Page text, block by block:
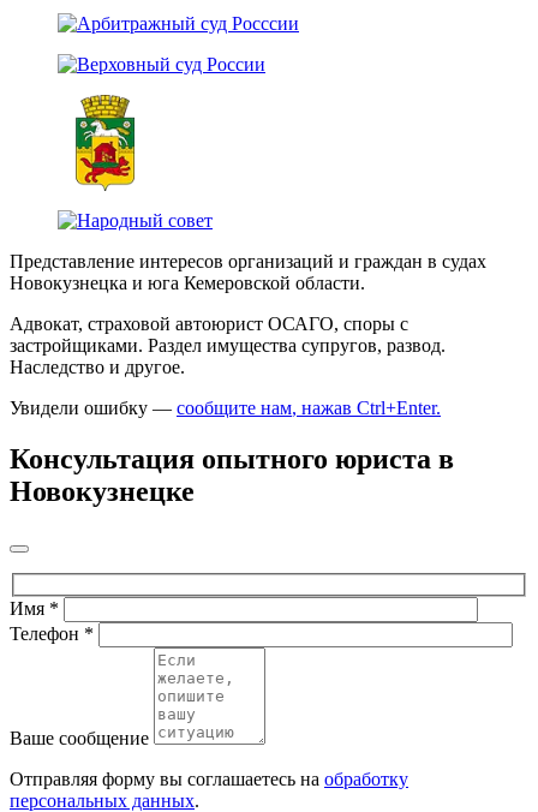
Представление интересов организаций и граждан в судах
Новокузнецка и юга Кемеровской области.
Адвокат, страховой автоюрист ОСАГО, споры с
застройщиками. Раздел имущества супругов, развод.
Наследство и другое.
Увидели ошибку — сообщите нам, нажав Ctrl+Enter.
Консультация опытного юриста в
Новокузнецке
Имя *
Телефон *
Ваше сообщение
Отправляя форму вы соглашаетесь на обработку
персональных данных.